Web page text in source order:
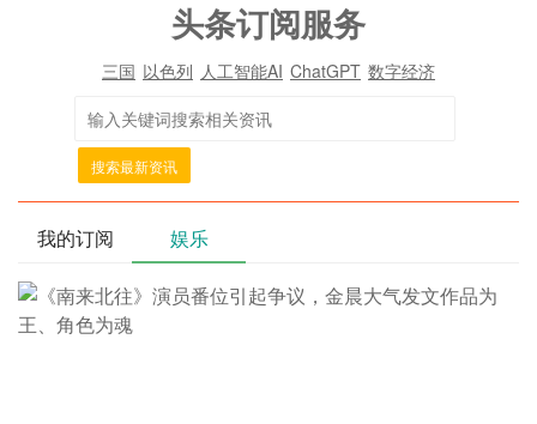
头条订阅服务
三国 以色列 人工智能AI ChatGPT 数字经济
搜索最新资讯
我的订阅 娱乐